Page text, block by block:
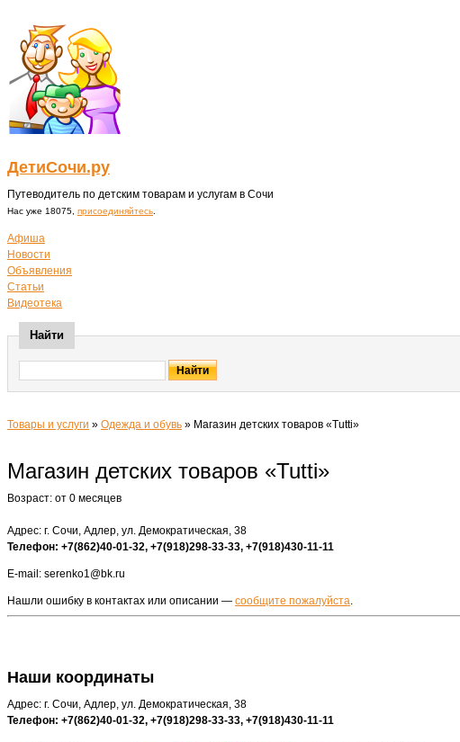
ДетиСочи.ру
Путеводитель по детским товарам и услугам в Сочи
Нас уже 18075, присоединяйтесь
Афиша
Новости
Объявления
Статьи
Видеотека
Найти
Товары и услуги » Одежда и обувь » Магазин детских товаров «Tutti»
Магазин детских товаров «Tutti»
Возраст: от 0 месяцев
Адрес: г. Сочи, Адлер, ул. Демократическая, 38
Телефон: +7(862)40-01-32, +7(918)298-33-33, +7(918)430-11-11
E-mail: serenko1@bk.ru
Нашли ошибку в контактах или описании — сообщите пожалуйста.
Наши координаты
Адрес: г. Сочи, Адлер, ул. Демократическая, 38
Телефон: +7(862)40-01-32, +7(918)298-33-33, +7(918)430-11-11